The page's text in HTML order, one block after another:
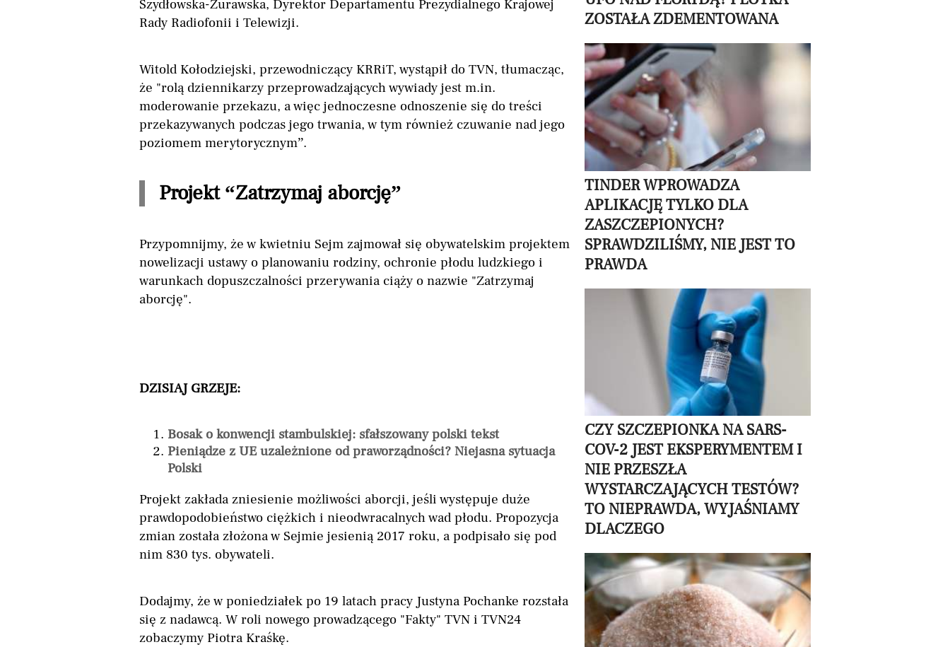
Szydłowska-Żurawska, Dyrektor Departamentu Prezydialnego Krajowej
Rady Radiofonii i Telewizji.
Witold Kołodziejski, przewodniczący KRRiT, wystąpił do TVN, tłumacząc,
że "rolą dziennikarzy przeprowadzających wywiady jest m.in.
moderowanie przekazu, a więc jednoczesne odnoszenie się do treści
przekazywanych podczas jego trwania, w tym również czuwanie nad jego
poziomem merytorycznym”.
Projekt “Zatrzymaj aborcję”
Przypomnijmy, że w kwietniu Sejm zajmował się obywatelskim projektem
nowelizacji ustawy o planowaniu rodziny, ochronie płodu ludzkiego i
warunkach dopuszczalności przerywania ciąży o nazwie "Zatrzymaj
aborcję".
DZISIAJ GRZEJE:
Bosak o konwencji stambulskiej: sfałszowany polski tekst
Pieniądze z UE uzależnione od praworządności? Niejasna sytuacja
Polski
Projekt zakłada zniesienie możliwości aborcji, jeśli występuje duże
prawdopodobieństwo ciężkich i nieodwracalnych wad płodu. Propozycja
zmian została złożona w Sejmie jesienią 2017 roku, a podpisało się pod
nim 830 tys. obywateli.
Dodajmy, że w poniedziałek po 19 latach pracy Justyna Pochanke rozstała
się z nadawcą. W roli nowego prowadzącego "Fakty" TVN i TVN24
zobaczymy Piotra Kraśkę.
ZOSTAŁA ZDEMENTOWANA
TINDER WPROWADZA
APLIKACJĘ TYLKO DLA
ZASZCZEPIONYCH?
SPRAWDZILIŚMY, NIE JEST TO
PRAWDA
CZY SZCZEPIONKA NA SARS-
COV-2 JEST EKSPERYMENTEM I
NIE PRZESZŁA
WYSTARCZAJĄCYCH TESTÓW?
TO NIEPRAWDA, WYJAŚNIAMY
DLACZEGO